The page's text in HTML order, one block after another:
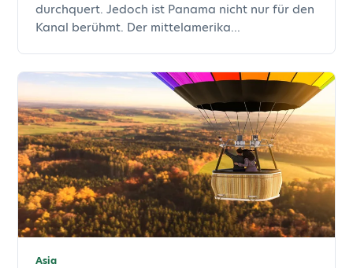
durchquert. Jedoch ist Panama nicht nur für den
Kanal berühmt. Der mittelamerika...
Asia